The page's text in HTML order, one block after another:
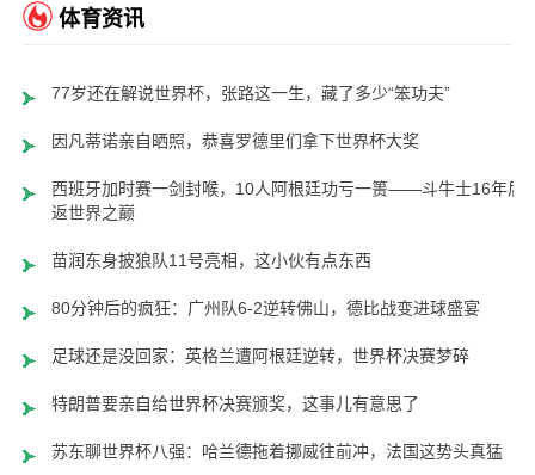
体育资讯
77岁还在解说世界杯，张路这一生，藏了多少“笨功夫”
因凡蒂诺亲自晒照，恭喜罗德里们拿下世界杯大奖
西班牙加时赛一剑封喉，10人阿根廷功亏一篑——斗牛士16年后
返世界之巅
苗润东身披狼队11号亮相，这小伙有点东西
80分钟后的疯狂：广州队6-2逆转佛山，德比战变进球盛宴
足球还是没回家：英格兰遭阿根廷逆转，世界杯决赛梦碎
特朗普要亲自给世界杯决赛颁奖，这事儿有意思了
苏东聊世界杯八强：哈兰德拖着挪威往前冲，法国这势头真猛